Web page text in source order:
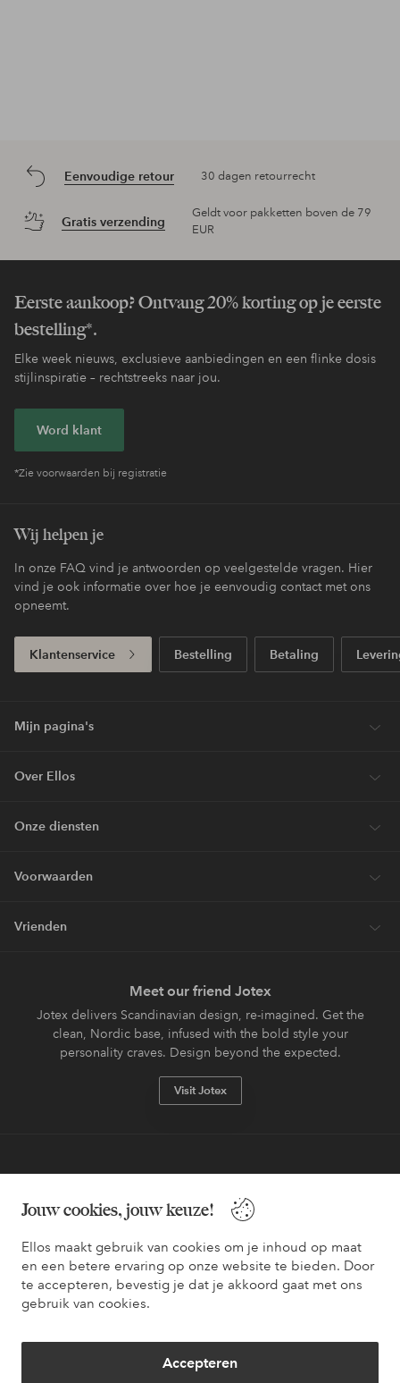
Jouw cookies, jouw keuze!
Ellos maakt gebruik van cookies om je inhoud op maat
en een betere ervaring op onze website te bieden. Door
te accepteren, bevestig je dat je akkoord gaat met ons
gebruik van cookies.
Accepteren
Eenvoudige retour 30 dagen retourrecht
Gratis verzending
Geldt voor pakketten boven de 79
EUR
Eerste aankoop? Ontvang 20% korting op je eerste
bestelling*.
Elke week nieuws, exclusieve aanbiedingen en een flinke dosis
stijlinspiratie – rechtstreeks naar jou.
Word klant
*Zie voorwaarden bij registratie
Wij helpen je
In onze FAQ vind je antwoorden op veelgestelde vragen. Hier
vind je ook informatie over hoe je eenvoudig contact met ons
opneemt.
Klantenservice Bestelling Betaling
Mijn pagina's
Over Ellos
Onze diensten
Voorwaarden
Vrienden
Meet our friend Jotex
Jotex delivers Scandinavian design, re-imagined. Get the
clean, Nordic base, infused with the bold style your
personality craves. Design beyond the expected.
Visit Jotex
Wil je meer weten over
onze betaalopties